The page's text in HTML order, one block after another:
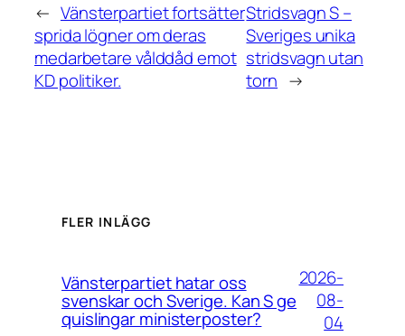
← Vänsterpartiet fortsätter
sprida lögner om deras
medarbetare vålddåd emot
KD politiker.
Stridsvagn S –
Sveriges unika
stridsvagn utan
torn →
FLER INLÄGG
Vänsterpartiet hatar oss
svenskar och Sverige. Kan S ge
quislingar ministerposter?
2026-
08-
04